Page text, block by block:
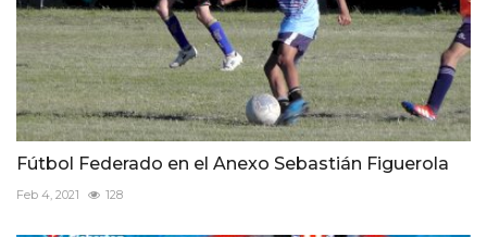
Fútbol Federado en el Anexo Sebastián Figuerola
Feb 4, 2021 128